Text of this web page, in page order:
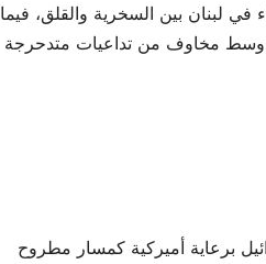
في لبنان بين السخرية والقلق، فيما
وسط مخاوف من تداعيات متدحرجة
برعاية أميركية كمسار مطروح